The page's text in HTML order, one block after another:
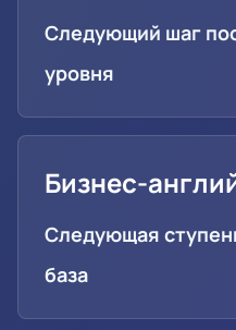
Следующий шаг
уровня
Бизнес-
Следующая
база